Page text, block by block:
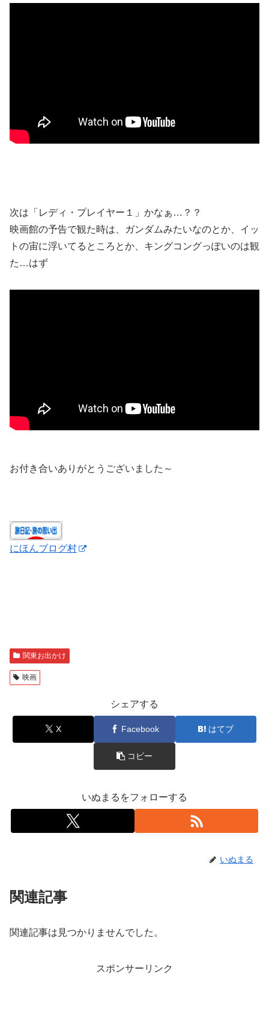
次は「レディ・プレイヤー１」かなぁ…？？
映画館の予告で観た時は、ガンダムみたいなのとか、イッ
トの宙に浮いてるところとか、キングコングっぽいのは観
た…はず
お付き合いありがとうございました～
にほんブログ村
関東お出かけ
映画
シェアする
X Facebook はてブ
コピー
いぬまるをフォローする
いぬまる
関連記事
関連記事は見つかりませんでした。
スポンサーリンク